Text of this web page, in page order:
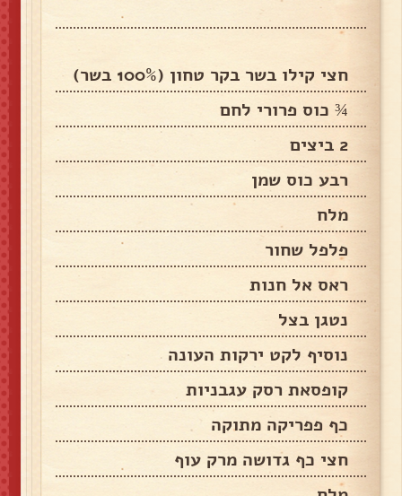
חצי קילו בשר בקר טחון (100% בשר)
¾ כוס פרורי לחם
2 ביצים
רבע כוס שמן
מלח
פלפל שחור
ראס אל חנות
נטגן בצל
נוסיף לקט ירקות העונה
קופסאת רסק עגבניות
כף פפריקה מתוקה
חצי כף גדושה מרק עוף